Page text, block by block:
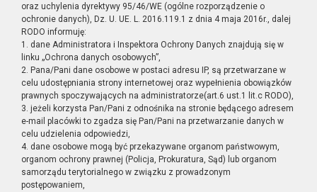
oraz uchylenia dyrektywy 95/46/WE (ogólne rozporządzenie o
ochronie danych), Dz. U. UE. L. 2016.119.1 z dnia 4 maja 2016r., dalej
RODO informuję:
1. dane Administratora i Inspektora Ochrony Danych znajdują się w
linku „Ochrona danych osobowych”,
2. Pana/Pani dane osobowe w postaci adresu IP, są przetwarzane w
celu udostępniania strony internetowej oraz wypełnienia obowiązków
prawnych spoczywających na administratorze(art.6 ust.1 lit.c RODO),
3. jeżeli korzysta Pan/Pani z odnośnika na stronie będącego adresem
e-mail placówki to zgadza się Pan/Pani na przetwarzanie danych w
celu udzielenia odpowiedzi,
4. dane osobowe mogą być przekazywane organom państwowym,
organom ochrony prawnej (Policja, Prokuratura, Sąd) lub organom
samorządu terytorialnego w związku z prowadzonym
postępowaniem,